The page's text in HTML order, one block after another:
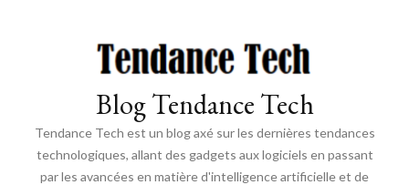
Blog Tendance Tech
Tendance Tech est un blog axé sur les dernières tendances
technologiques, allant des gadgets aux logiciels en passant
par les avancées en matière d'intelligence artificielle et de